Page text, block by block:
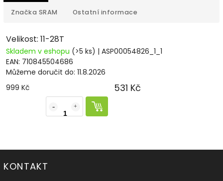
Značka SRAM Ostatní informace
Velikost: 11-28T
Skladem v eshopu (>5 ks) | ASP00054826_1_1
EAN: 710845504686
Můžeme doručit do: 11.8.2026
999 Kč
531 Kč
KONTAKT